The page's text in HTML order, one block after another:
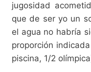
jugosidad
que de ser yo un
el agua no habría
proporción
piscina, 1/2